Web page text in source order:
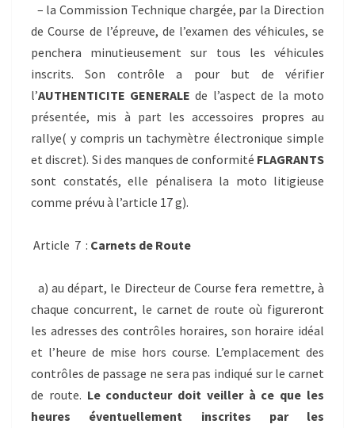
– la Commission Technique chargée, par la Direction
de Course de l’épreuve, de l’examen des véhicules, se
penchera minutieusement sur tous les véhicules
inscrits. Son contrôle a pour but de vérifier
l’AUTHENTICITE GENERALE de l’aspect de la moto
présentée, mis à part les accessoires propres au
rallye( y compris un tachymètre électronique simple
et discret). Si des manques de conformité FLAGRANTS
sont constatés, elle pénalisera la moto litigieuse
comme prévu à l’article 17 g).
Article 7 : Carnets de Route
a) au départ, le Directeur de Course fera remettre, à
chaque concurrent, le carnet de route où figureront
les adresses des contrôles horaires, son horaire idéal
et l’heure de mise hors course. L’emplacement des
contrôles de passage ne sera pas indiqué sur le carnet
de route. Le conducteur doit veiller à ce que les
heures éventuellement inscrites par les